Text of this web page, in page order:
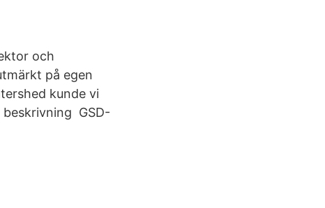
och
på egen
kunde vi
beskrivning GSD-